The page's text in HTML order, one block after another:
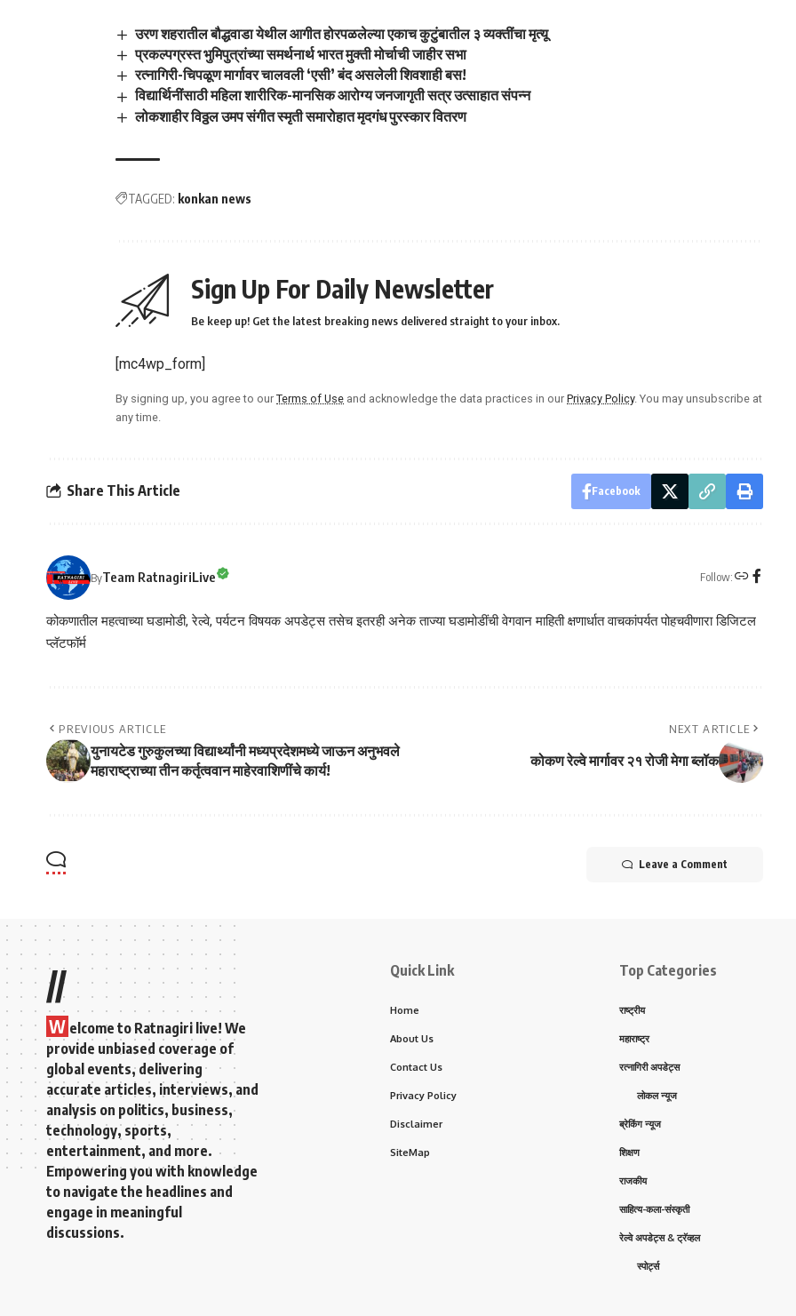
उरण शहरातील बौद्धवाडा येथील आगीत होरपळलेल्या एकाच कुटुंबातील ३ व्यक्तींचा मृत्यू
प्रकल्पग्रस्त भुमिपुत्रांच्या समर्थनार्थ भारत मुक्ती मोर्चाची जाहीर सभा
रत्नागिरी-चिपळूण मार्गावर चालवली ‘एसी’ बंद असलेली शिवशाही बस!
विद्यार्थिनींसाठी महिला शारीरिक-मानसिक आरोग्य जनजागृती सत्र उत्साहात संपन्न
लोकशाहीर विठ्ठल उमप संगीत स्मृती समारोहात मृदगंध पुरस्कार वितरण
TAGGED: konkan news
Sign Up For Daily Newsletter
Be keep up! Get the latest breaking news delivered straight to your inbox.
[mc4wp_form]
By signing up, you agree to our Terms of Use and acknowledge the data practices in our Privacy Policy. You may unsubscribe at
any time.
Share This Article Facebook
ByTeam RatnagiriLive Follow:
कोकणातील महत्वाच्या घडामोडी, रेल्वे, पर्यटन विषयक अपडेट्स तसेच इतरही अनेक ताज्या घडामोडींची वेगवान माहिती क्षणार्धात वाचकांपर्यत पोहचवीणारा डिजिटल
प्लॅटफॉर्म
PREVIOUS ARTICLE
युनायटेड गुरुकुलच्या विद्यार्थ्यांनी मध्यप्रदेशमध्ये जाऊन अनुभवले
महाराष्ट्राच्या तीन कर्तृत्ववान माहेरवाशिणींचे कार्य!
NEXT ARTICLE
कोकण रेल्वे मार्गावर २१ रोजी मेगा ब्लॉक
Leave a Comment
//
W elcome to Ratnagiri live! We
provide unbiased coverage of
global events, delivering
accurate articles, interviews, and
analysis on politics, business,
technology, sports,
entertainment, and more.
Empowering you with knowledge
to navigate the headlines and
engage in meaningful
discussions.
Quick Link
Home
About Us
Contact Us
Privacy Policy
Disclaimer
SiteMap
Top Categories
राष्ट्रीय
महाराष्ट्र
रत्नागिरी अपडेट्स
लोकल न्यूज
ब्रेकिंग न्यूज
शिक्षण
राजकीय
साहित्य-कला-संस्कृती
रेल्वे अपडेट्स & ट्रॅव्हल
स्पोर्ट्स